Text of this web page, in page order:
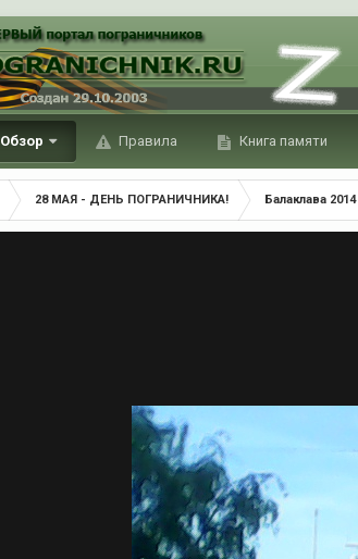
Обзор Правила Книга памяти
28 МАЯ - ДЕНЬ ПОГРАНИЧНИКА! Балаклава 2014